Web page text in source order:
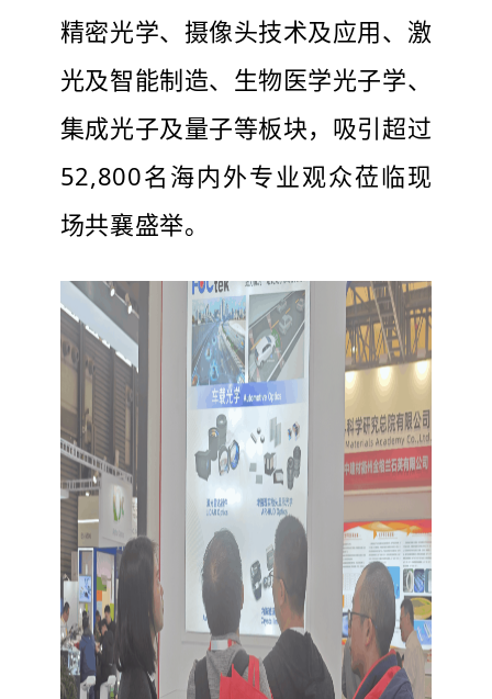
精密光学、摄像头技术及应用、激
光及智能制造、生物医学光子学、
集成光子及量子等板块，吸引超过
52,800名海内外专业观众莅临现
场共襄盛举。